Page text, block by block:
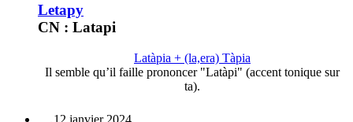
Letapy
CN : Latapi
Latàpia + (la,era) Tàpia
Il semble qu’il faille prononcer "Latàpi" (accent tonique sur
ta).
12 janvier 2024